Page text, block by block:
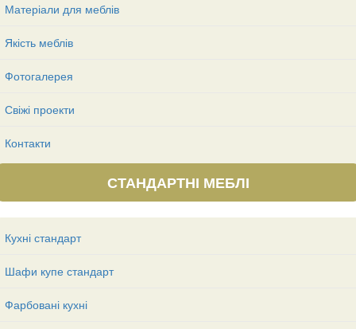
Матеріали для меблів
Якість меблів
Фотогалерея
Свіжі проекти
Контакти
СТАНДАРТНІ МЕБЛІ
Кухні стандарт
Шафи купе стандарт
Фарбовані кухні